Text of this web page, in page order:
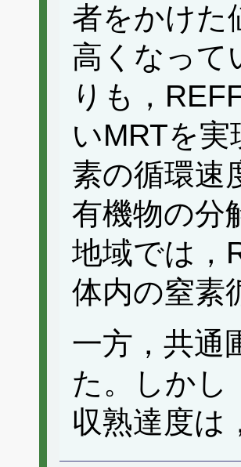
者をかけた
高くなって
りも，
いMRTを
素の循環速
有機物の分
地域では，
体内の窒素
一方，共通
た。しかし
収熟達度は